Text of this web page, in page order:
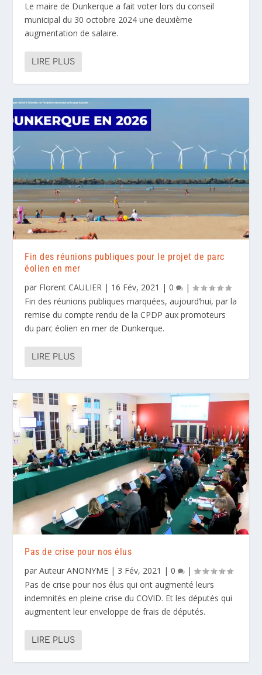
Le maire de Dunkerque a fait voter lors du conseil
municipal du 30 octobre 2024 une deuxième
augmentation de salaire.
LIRE PLUS
Fin des réunions publiques pour le projet de parc
éolien en mer
par Florent CAULIER | 16 Fév, 2021 |0
|
Fin des réunions publiques marquées, aujourd’hui, par la
remise du compte rendu de la CPDP aux promoteurs
du parc éolien en mer de Dunkerque.
LIRE PLUS
Pas de crise pour nos élus
parAuteur ANONYME | 3 Fév, 2021 |0
|
Pas de crise pour nos élus qui ont augmenté leurs
indemnités en pleine crise du COVID. Et les députés qui
augmentent leur enveloppe de frais de députés.
LIRE PLUS